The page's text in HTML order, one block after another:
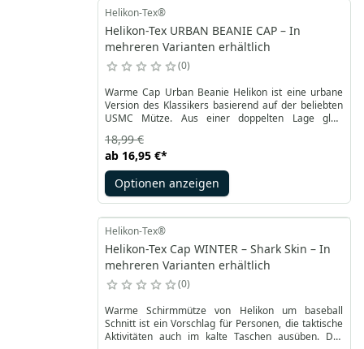
Helikon-Tex®
Helikon-Tex URBAN BEANIE CAP – In
mehreren Varianten erhältlich
0
Warme Cap Urban Beanie Helikon ist eine urbane
Version des Klassikers basierend auf der beliebten
USMC Mütze. Aus einer doppelten Lage glatt
schmiegt es sich perfekt an den Kopf an und bietet
eine gute Wärmeisolierung. Da die Urban Mütze aus
Merinowolle bis zu 50 % Naturfasern enthält, ist sie
zudem atmungsaktiv und sorgt für eine optimale
Luftzirkulation.
ab 16,95 €*
18,99 €
Optionen anzeigen
Helikon-Tex®
Helikon-Tex Cap WINTER – Shark Skin – In
mehreren Varianten erhältlich
0
Warme Schirmmütze von Helikon um baseball
Schnitt ist ein Vorschlag für Personen, die taktische
Aktivitäten auch im kalte Taschen ausüben. Der